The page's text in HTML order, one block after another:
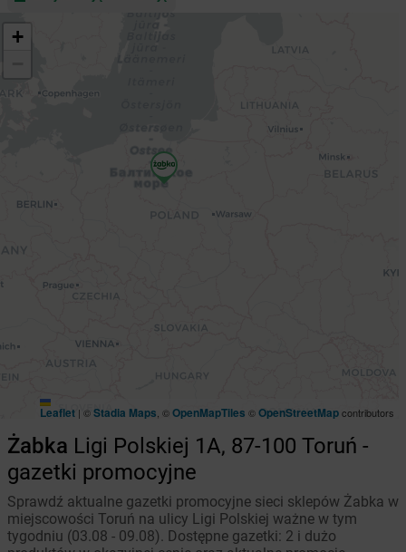
+
Leaflet | ©Stadia Maps , ©OpenMapTiles ©OpenStreetMapcontributors
Żabka Ligi Polskiej 1A, 87-100 Toruń -
gazetki promocyjne
Sprawdź aktualne gazetki promocyjne sieci sklepów Żabka w
miejscowości Toruń na ulicy Ligi Polskiej ważne w tym
tygodniu (03.08 - 09.08). Dostępne gazetki: 2 i dużo